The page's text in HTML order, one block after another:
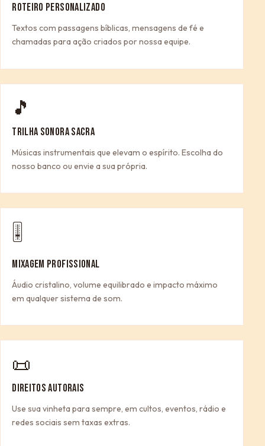
ROTEIRO PERSONALIZADO
Textos com passagens bíblicas, mensagens de fé e
chamadas para ação criados por nossa equipe.
🎵
TRILHA SONORA SACRA
Músicas instrumentais que elevam o espírito. Escolha do
nosso banco ou envie a sua própria.
🎚
MIXAGEM PROFISSIONAL
Áudio cristalino, volume equilibrado e impacto máximo
em qualquer sistema de som.
📜
DIREITOS AUTORAIS
Use sua vinheta para sempre, em cultos, eventos, rádio e
redes sociais sem taxas extras.